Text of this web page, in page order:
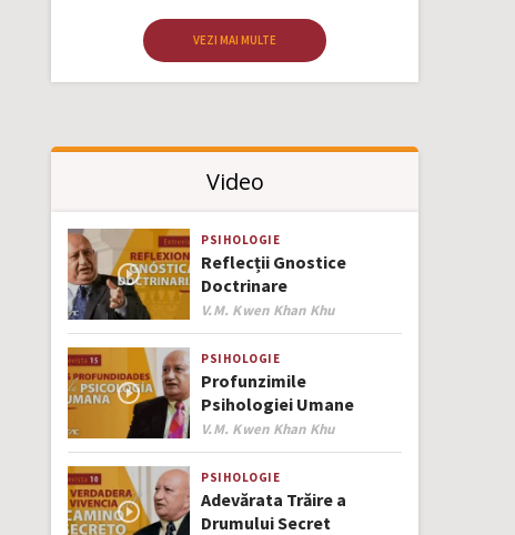
VEZI MAI MULTE
Video
PSIHOLOGIE
Reflecții Gnostice
Doctrinare
Author
V.M. Kwen Khan Khu
PSIHOLOGIE
Profunzimile
Psihologiei Umane
Author
V.M. Kwen Khan Khu
PSIHOLOGIE
Adevărata Trăire a
Drumului Secret